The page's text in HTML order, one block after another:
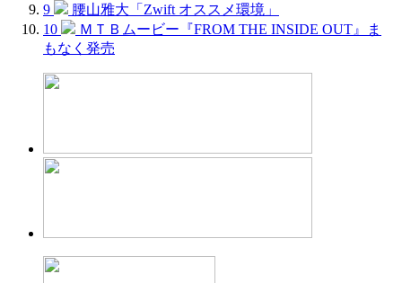
9
腰山雅大「Zwift オススメ環境」
10
ＭＴＢムービー『FROM THE INSIDE OUT』ま
もなく発売